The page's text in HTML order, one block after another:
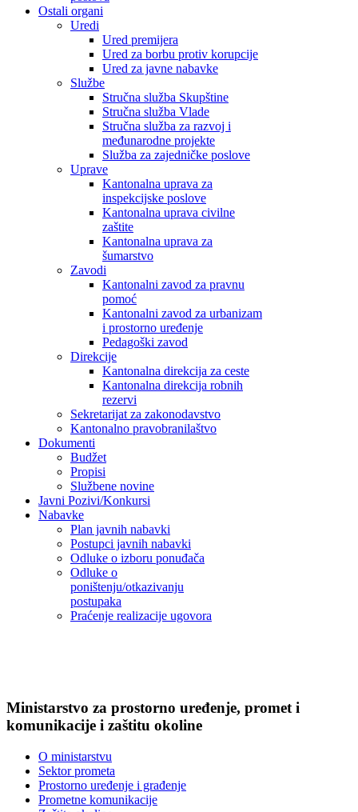
Ostali organi
Uredi
Ured premijera
Ured za borbu protiv korupcije
Ured za javne nabavke
Službe
Stručna služba Skupštine
Stručna služba Vlade
Stručna služba za razvoj i
međunarodne projekte
Služba za zajedničke poslove
Uprave
Kantonalna uprava za
inspekcijske poslove
Kantonalna uprava civilne
zaštite
Kantonalna uprava za
šumarstvo
Zavodi
Kantonalni zavod za pravnu
pomoć
Kantonalni zavod za urbanizam
i prostorno uređenje
Pedagoški zavod
Direkcije
Kantonalna direkcija za ceste
Kantonalna direkcija robnih
rezervi
Sekretarijat za zakonodavstvo
Kantonalno pravobranilaštvo
Dokumenti
Budžet
Propisi
Službene novine
Javni Pozivi/Konkursi
Nabavke
Plan javnih nabavki
Postupci javnih nabavki
Odluke o izboru ponuđača
Odluke o
poništenju/otkazivanju
postupaka
Praćenje realizacije ugovora
Ministarstvo za prostorno uređenje, promet i
komunikacije i zaštitu okoline
O ministarstvu
Sektor prometa
Prostorno uređenje i građenje
Prometne komunikacije